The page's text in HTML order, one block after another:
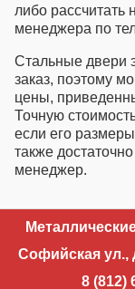
либо рассчитать
менеджера по
Стальные двери
заказ, поэтому
цены,
Точную
если его
также
менеджер.
8 (812)